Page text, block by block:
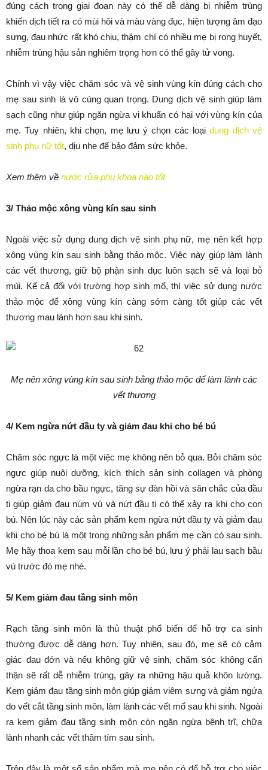
đúng cách trong giai đoạn này có thể dễ dàng bị nhiễm trùng
khiến dịch tiết ra có mùi hôi và màu vàng đục, hiện tượng âm đạo
sưng, đau nhức rất khó chịu, thậm chí có nhiều mẹ bị rong huyết,
nhiễm trùng hậu sản nghiêm trọng hơn có thể gây tử vong.
Chính vì vậy việc chăm sóc và vệ sinh vùng kín đúng cách cho
mẹ sau sinh là vô cùng quan trọng. Dung dịch vệ sinh giúp làm
sạch cũng như giúp ngăn ngừa vi khuẩn có hại với vùng kín của
mẹ. Tuy nhiên, khi chọn, mẹ lưu ý chọn các loạidung dịch vệ
sinh phụ nữ tốt, dịu nhẹ để bảo đảm sức khỏe.
Xem thêm về nước rửa phụ khoa nào tốt
3/ Thảo mộc xông vùng kín sau sinh
Ngoài việc sử dụng dung dịch vệ sinh phụ nữ, mẹ nên kết hợp
xông vùng kín sau sinh bằng thảo mộc. Việc này giúp làm lành
các vết thương, giữ bộ phận sinh dục luôn sạch sẽ và loại bỏ
mùi. Kể cả đối với trường hợp sinh mổ, thì việc sử dụng nước
thảo mộc để xông vùng kín càng sớm càng tốt giúp các vết
thương mau lành hơn sau khi sinh.
Mẹ nên xông vùng kín sau sinh bằng thảo mộc để làm lành các
vết thương
4/ Kem ngừa nứt đầu ty và giảm đau khi cho bé bú
Chăm sóc ngực là một việc mẹ không nên bỏ qua. Bởi chăm sóc
ngực giúp nuôi dưỡng, kích thích sản sinh collagen và phòng
ngừa rạn da cho bầu ngực, tăng sự đàn hồi và săn chắc của đầu
ti giúp giảm đau núm vú và nứt đầu ti có thể xảy ra khi cho con
bú. Nên lúc này các sản phẩm kem ngừa nứt đầu ty và giảm đau
khi cho bé bú là một trong những sản phẩm mẹ cần có sau sinh.
Mẹ hãy thoa kem sau mỗi lần cho bé bú, lưu ý phải lau sạch bầu
vú trước đó mẹ nhé.
5/ Kem giảm đau tầng sinh môn
Rạch tầng sinh môn là thủ thuật phổ biến để hỗ trợ ca sinh
thường được dễ dàng hơn. Tuy nhiên, sau đó, mẹ sẽ có cảm
giác đau đớn và nếu không giữ vệ sinh, chăm sóc không cẩn
thận sẽ rất dễ nhiễm trùng, gây ra những hậu quả khôn lường.
Kem giảm đau tầng sinh môn giúp giảm viêm sưng và giảm ngứa
do vết cắt tầng sinh môn, làm lành các vết mổ sau khi sinh. Ngoài
ra kem giảm đau tầng sinh môn còn ngăn ngừa bệnh trĩ, chữa
lành nhanh các vết thâm tím sau sinh.